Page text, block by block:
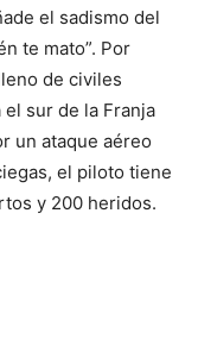
el sadismo del
te mato”. Por
de civiles
sur de la Franja
un ataque aéreo
el piloto tiene
y 200 heridos.